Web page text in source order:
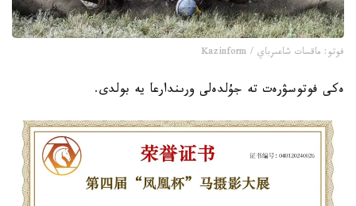
فوتو: ماقسات شاعىرباي / Kazinform
ەكى فوتوسۋرەت تە جۇلدەلى ورىندارعا يە بولدى.